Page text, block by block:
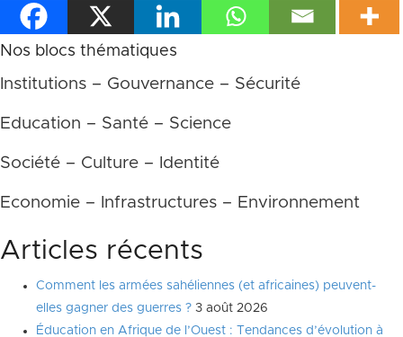
Nos blocs thématiques
Institutions – Gouvernance – Sécurité
Education – Santé – Science
Société – Culture – Identité
Economie – Infrastructures – Environnement
Articles récents
Comment les armées sahéliennes (et africaines) peuvent-
elles gagner des guerres ? 3 août 2026
Éducation en Afrique de l’Ouest : Tendances d’évolution à